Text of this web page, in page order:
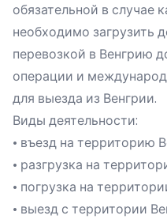
обязательной в случае
необходимо загрузить
перевозкой в Венгрию
операции и
для выезда из Венгрии.
Виды деятельности:
• въезд на территорию
• разгрузка на
• погрузка на
• выезд с территории